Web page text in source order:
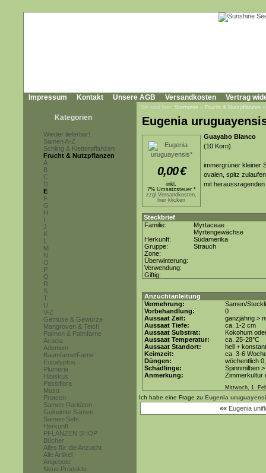
Impressum Kontakt Unsere AGB Versandkosten Vertrag
Kategorien
Wieder lieferbar!
Samen A-Z
Schling & Kletterpflanzen
Frucht & Nutzpflanzen
A
B
C
D
E
F
G
H
I
J
K
L
M
N
O
P
Q
R
S
T
U
V-Z
Gemüse & Gewürze
Mangroven & Teich
Palmen & Palmfarne
Acacia
Adenium
Baumfarne/Farne
Eucalyptus
Plumeria
Hibiskus
Passiflora
Musa
Proteen
Samen-Raritäten
Gekeimte Samen
Samen-Sets
Herkunft
PFLANZEN SHOP
Bücher
Alles für die Anzucht
Alle Artikel
Angebote
Neue Produkte
Sie sind hier: Startseite » Frucht & Nutzpflanzen
Eugenia
0,00€
inkl.
7% Umsatzsteuer *
zzgl.Versandkosten,
hier klicken
Guayabo Blanco
(10 Korn)
immergrüner kleiner
ovalen, spitz
mit
Steckbrief
Familie:
Myrtaceae
Myrtengewächse
Herkunft:
Südamerika
Gruppe:
Strauch
Zone:
Überwinterung:
Verwendung:
Giftig:
Anzuchtanleitung
Vermehrung:
Samen/
Vorbehandlung:
0
Aussaat Zeit:
ganzjährig >
Aussaat Tiefe:
ca. 1-2 cm
Aussaat Substrat:
Kokohum
Aussaat Temperatur:
ca. 25-28°C
Aussaat Standort:
hell +
Keimzeit:
ca. 3-6
Düngen:
wöchentlich
Schädlinge:
Spinnmilben
Anmerkung:
Zimmerkultur
Mittwoch, 1.
Ich habe eine Frage zu Eugenia
«« Eugenia